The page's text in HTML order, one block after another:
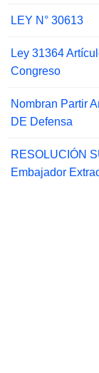
LEY N° 30613
Ley 31364
Congreso
Nombran Partir
DE Defensa
RESOLUCIÓN
Embajador